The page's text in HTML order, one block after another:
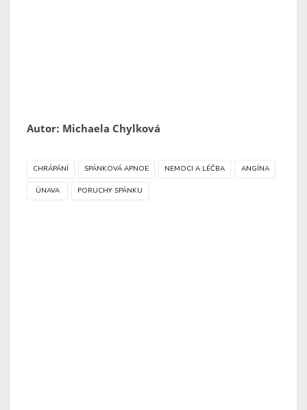
Autor: Michaela Chylková
CHRÁPÁNÍ SPÁNKOVÁ APNOE NEMOCI A LÉČBA ANGÍNA
ÚNAVA PORUCHY SPÁNKU